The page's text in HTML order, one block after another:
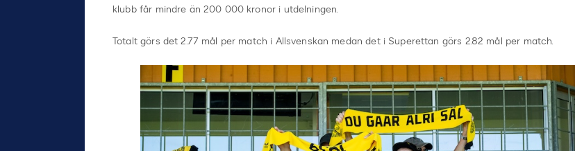
klubb får mindre än 200 000 kronor i utdelningen.
Totalt görs det 2.77 mål per match i Allsvenskan medan det i Superettan görs 2.82 mål per match.